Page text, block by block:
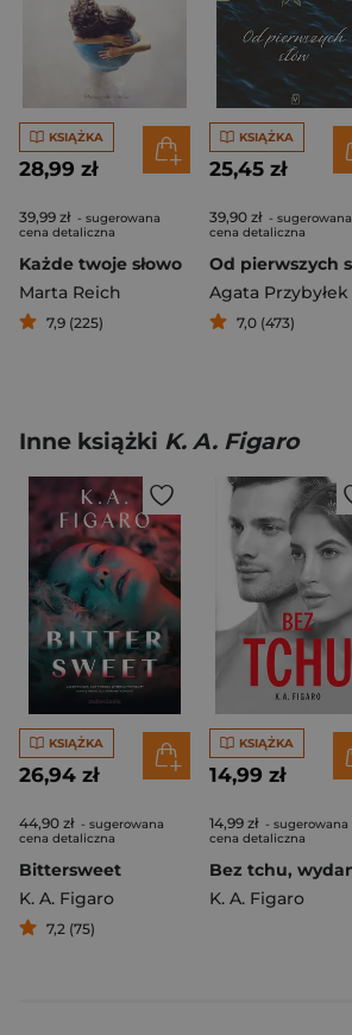
KSIĄŻKA
28,99 zł
39,99 zł - sugerowana
cena detaliczna
Każde twoje słowo
Marta Reich
7,9 (225)
KSIĄŻKA
25,45 zł
39,90 zł - sugerowana
cena detaliczna
Agata Przybyłek
7,0 (473)
Inne książki K. A. Figaro
KSIĄŻKA
26,94 zł
44,90 zł - sugerowana
cena detaliczna
Bittersweet
K. A. Figaro
7,2 (75)
KSIĄŻKA
14,99 zł
14,99 zł - sugerowana
cena detaliczna
K. A. Figaro